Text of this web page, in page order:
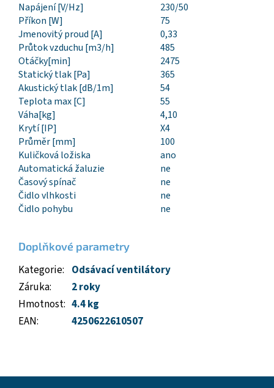
Napájení [V/Hz]
230/50
Příkon [W]
75
Jmenovitý proud [A]
0,33
Průtok vzduchu [m3/h]
485
Otáčky[min]
2475
Statický tlak [Pa]
365
Akustický tlak [dB/1m]
54
Teplota max [C]
55
Váha[kg]
4,10
Krytí [IP]
X4
Průměr [mm]
100
Kuličková ložiska
ano
Automatická žaluzie
ne
Časový spínač
ne
Čidlo vlhkosti
ne
Čidlo pohybu
ne
Doplňkové parametry
Kategorie: Odsávací ventilátory
Záruka:
2 roky
Hmotnost: 4.4 kg
EAN: 4250622610507